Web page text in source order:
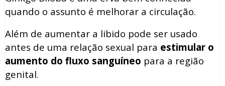
quando o assunto é melhorar a circulação.
Além de aumentar a libido pode ser usado
antes de uma relação sexual para estimular o
aumento do fluxo sanguíneo para a região
genital.